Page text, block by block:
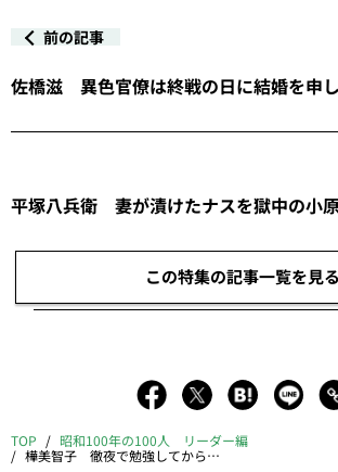
前の記事
佐橋滋 異色官僚は終戦の日に結婚を申
平塚八兵衛 妻が漬けたナスを獄中の小
この特集の記事一覧を見る
TOP 昭和100年の100人 リーダー編
樺美智子 徹夜で勉強してからデモや集会に出かけた妹